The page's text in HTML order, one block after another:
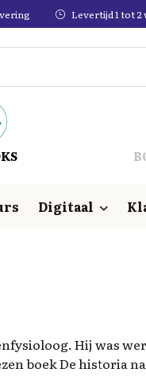
Levertijd 1 tot 2
Digitaal
Hij was
boek De historia